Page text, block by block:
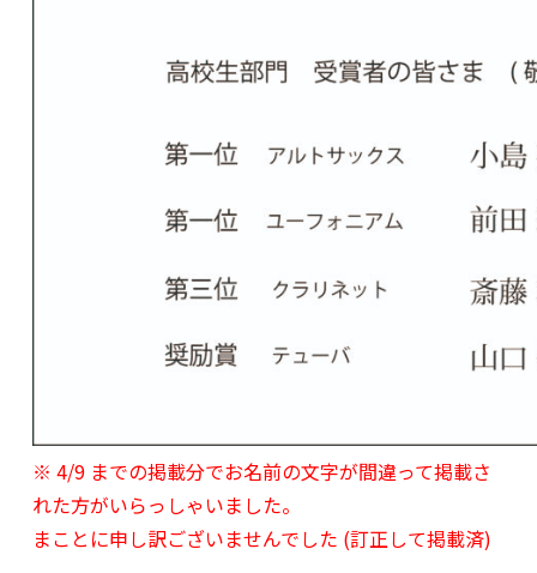
※ 4/9 までの掲載分でお名前の文字が間違って掲載さ
れた方がいらっしゃいました。
まことに申し訳ございませんでした (訂正して掲載済)